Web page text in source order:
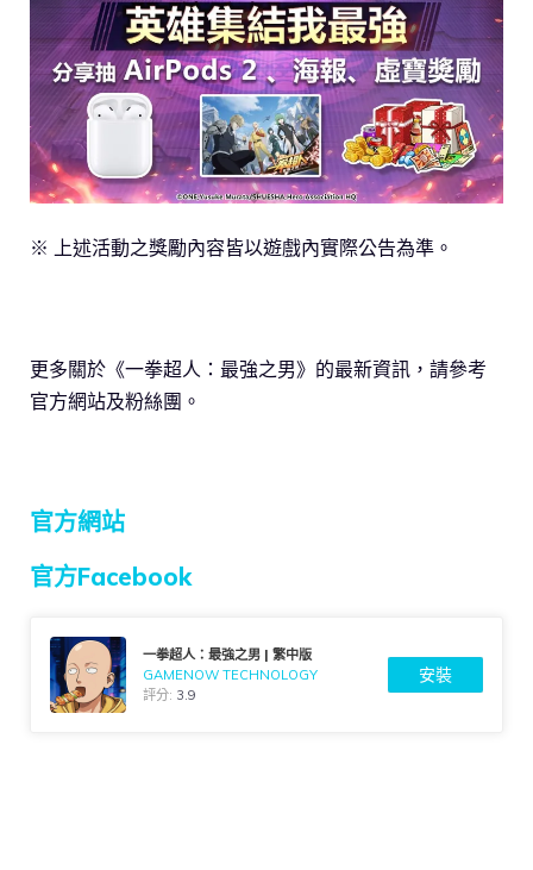
※ 上述活動之獎勵內容皆以遊戲內實際公告為準。
更多關於《一拳超人：最強之男》的最新資訊，請參考
官方網站及粉絲團。
官方網站
官方Facebook
一拳超人：最強之男 | 繁中版
GAMENOW TECHNOLOGY
評分: 3.9
安裝